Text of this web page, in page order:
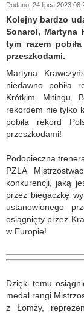
Dodano: 24 lipca 2023
Kolejny bardzo
Sonarol, Martyna
tym razem
przeszkodami.
Martyna
niedawno pobiła
Krótkim Mitingu
rekordem nie tylko
pobiła rekord
przeszkodami!
Podopieczna
PZLA
konkurencji, jaką
przez biegaczkę
ustanowionego
osiągnięty przez
w Europie!
Dzięki temu
medal rangi
z Łomży,